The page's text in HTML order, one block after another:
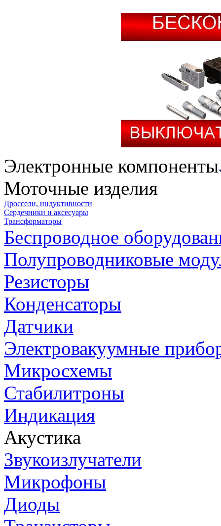
Электронные компоненты
Моточные изделия
Дроссели, индуктивности
Сердечники и аксесуары
Трансформаторы
Беспроводное
Полупроводниковые
Резисторы
Конденсаторы
Датчики
Электровакуумные
Микросхемы
Стабилитроны
Индикация
Акустика
Звукоизлучатели
Микрофоны
Диоды